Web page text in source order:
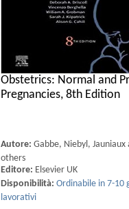
Obstetrics: Normal and
Pregnancies, 8th Edition
Autore: Gabbe, Niebyl, Jauniaux
others
Editore: Elsevier UK
Disponibilità: Ordinabile in 7-10
lavorativi